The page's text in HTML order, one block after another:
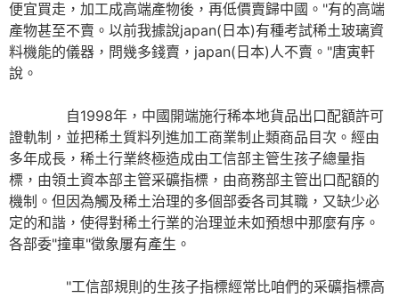
便宜買走，加工成高端產物後，再低價賣歸中國。"有的高端
產物甚至不賣。以前我據說japan(日本)有種考試稀土玻璃資
料機能的儀器，問幾多錢賣，japan(日本)人不賣。"唐寅軒
說。
自1998年，中國開端施行稀本地貨品出口配額許可
證軌制，並把稀土質料列進加工商業制止類商品目次。經由
多年成長，稀土行業終極造成由工信部主管生孩子總量指
標，由領土資本部主管采礦指標，由商務部主管出口配額的
機制。但因為觸及稀土治理的多個部委各司其職，又缺少必
定的和諧，使得對稀土行業的治理並未如預想中那麼有序。
各部委"撞車"徵象屢有產生。
"工信部規則的生孩子指標經常比咱們的采礦指標高